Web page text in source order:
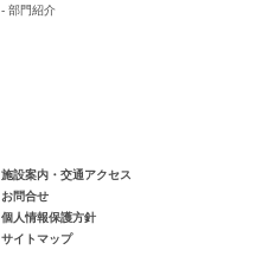
- 部門紹介
施設案内・交通アクセス
お問合せ
個人情報保護方針
サイトマップ